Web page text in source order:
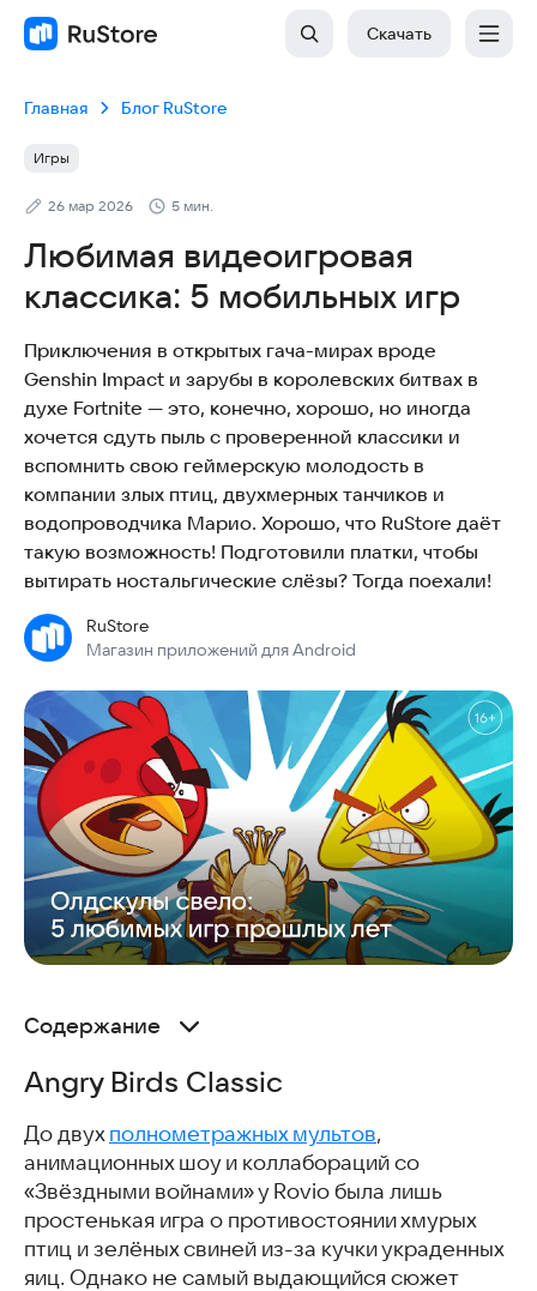
Скачать
Главная Блог RuStore
Игры
26 мар 2026 5 мин.
Любимая видеоигровая
классика: 5 мобильных игр
Приключения в открытых гача-мирах вроде
Genshin Impact и зарубы в королевских битвах в
духе Fortnite — это, конечно, хорошо, но иногда
хочется сдуть пыль с проверенной классики и
вспомнить свою геймерскую молодость в
компании злых птиц, двухмерных танчиков и
водопроводчика Марио. Хорошо, что RuStore даёт
такую возможность! Подготовили платки, чтобы
вытирать ностальгические слёзы? Тогда поехали!
RuStore
Магазин приложений для Android
Содержание
Tanks 1990
Doodle Jump
Five Nights at Freddy's- DEMO
С этими играми скачивают
Часто задаваемые вопросы
Возможно, вам понравятся эти статьи
Angry Birds Classic
До двух полнометражных мультов,
анимационных шоу и коллабораций со
«Звёздными войнами» у Rovio была лишь
простенькая игра о противостоянии хмурых
птиц и зелёных свиней из-за кучки украденных
яиц. Однако не самый выдающийся сюжет